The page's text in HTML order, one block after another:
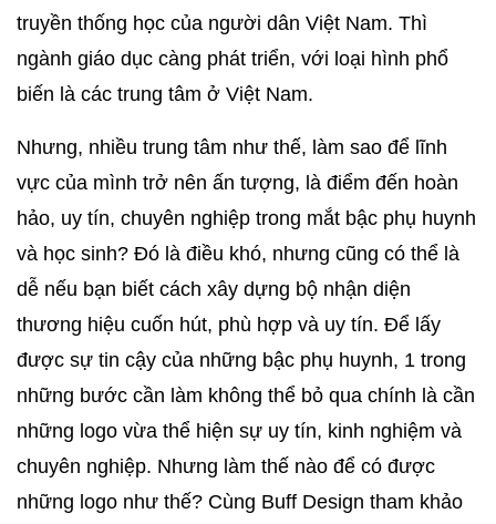
truyền thống học của người dân Việt Nam. Thì
ngành giáo dục càng phát triển, với loại hình phổ
biến là các trung tâm ở Việt Nam.
Nhưng, nhiều trung tâm như thế, làm sao để lĩnh
vực của mình trở nên ấn tượng, là điểm đến hoàn
hảo, uy tín, chuyên nghiệp trong mắt bậc phụ huynh
và học sinh? Đó là điều khó, nhưng cũng có thể là
dễ nếu bạn biết cách xây dựng bộ nhận diện
thương hiệu cuốn hút, phù hợp và uy tín. Để lấy
được sự tin cậy của những bậc phụ huynh, 1 trong
những bước cần làm không thể bỏ qua chính là cần
những logo vừa thể hiện sự uy tín, kinh nghiệm và
chuyên nghiệp. Nhưng làm thế nào để có được
những logo như thế? Cùng Buff Design tham khảo